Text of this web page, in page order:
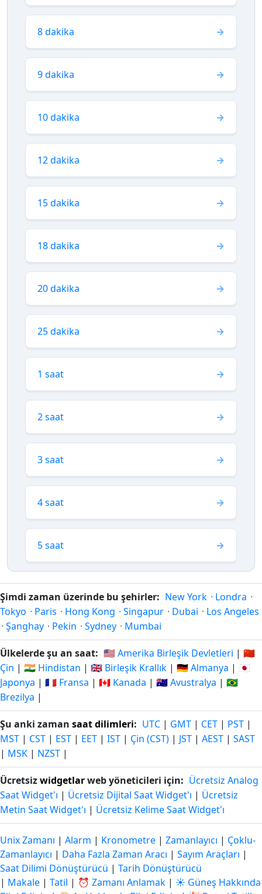
8 dakika
9 dakika
10 dakika
12 dakika
15 dakika
18 dakika
20 dakika
25 dakika
1 saat
2 saat
3 saat
4 saat
5 saat
Şimdi zaman üzerinde bu şehirler: New York · Londra ·
Tokyo · Paris · Hong Kong · Singapur · Dubai · Los Angeles
· Şanghay · Pekin · Sydney · Mumbai
Ülkelerde şu an saat: 🇺🇸 Amerika Birleşik Devletleri | 🇨🇳
Çin | 🇮🇳 Hindistan | 🇬🇧 Birleşik Krallık | 🇩🇪 Almanya | 🇯🇵
Japonya | 🇫🇷 Fransa | 🇨🇦 Kanada | 🇦🇺 Avustralya | 🇧🇷
Brezilya |
Şu anki zaman saat dilimleri: UTC | GMT | CET | PST |
MST | CST | EST | EET | IST | Çin (CST) | JST | AEST | SAST
| MSK | NZST |
Ücretsizwidgetlarweb yöneticileri için: Ücretsiz Analog
Saat Widget'ı | Ücretsiz Dijital Saat Widget'ı | Ücretsiz
Metin Saat Widget'ı | Ücretsiz Kelime Saat Widget'ı
Unix Zamanı | Alarm | Kronometre | Zamanlayıcı | Çoklu-
Zamanlayıcı | Daha Fazla Zaman Aracı | Sayım Araçları |
Saat Dilimi Dönüştürücü | Tarih Dönüştürücü
| Makale | Tatil | ⏰ Zamanı Anlamak | ☀️ Güneş Hakkında